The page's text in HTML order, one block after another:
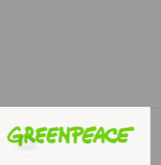
instagramyoutube